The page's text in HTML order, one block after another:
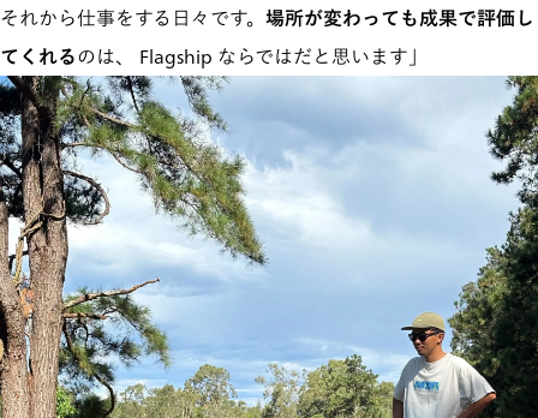
それから仕事をする日々です。 場所が変わっても成果で評価し
てくれるのは、 Flagship ならではだと思います」